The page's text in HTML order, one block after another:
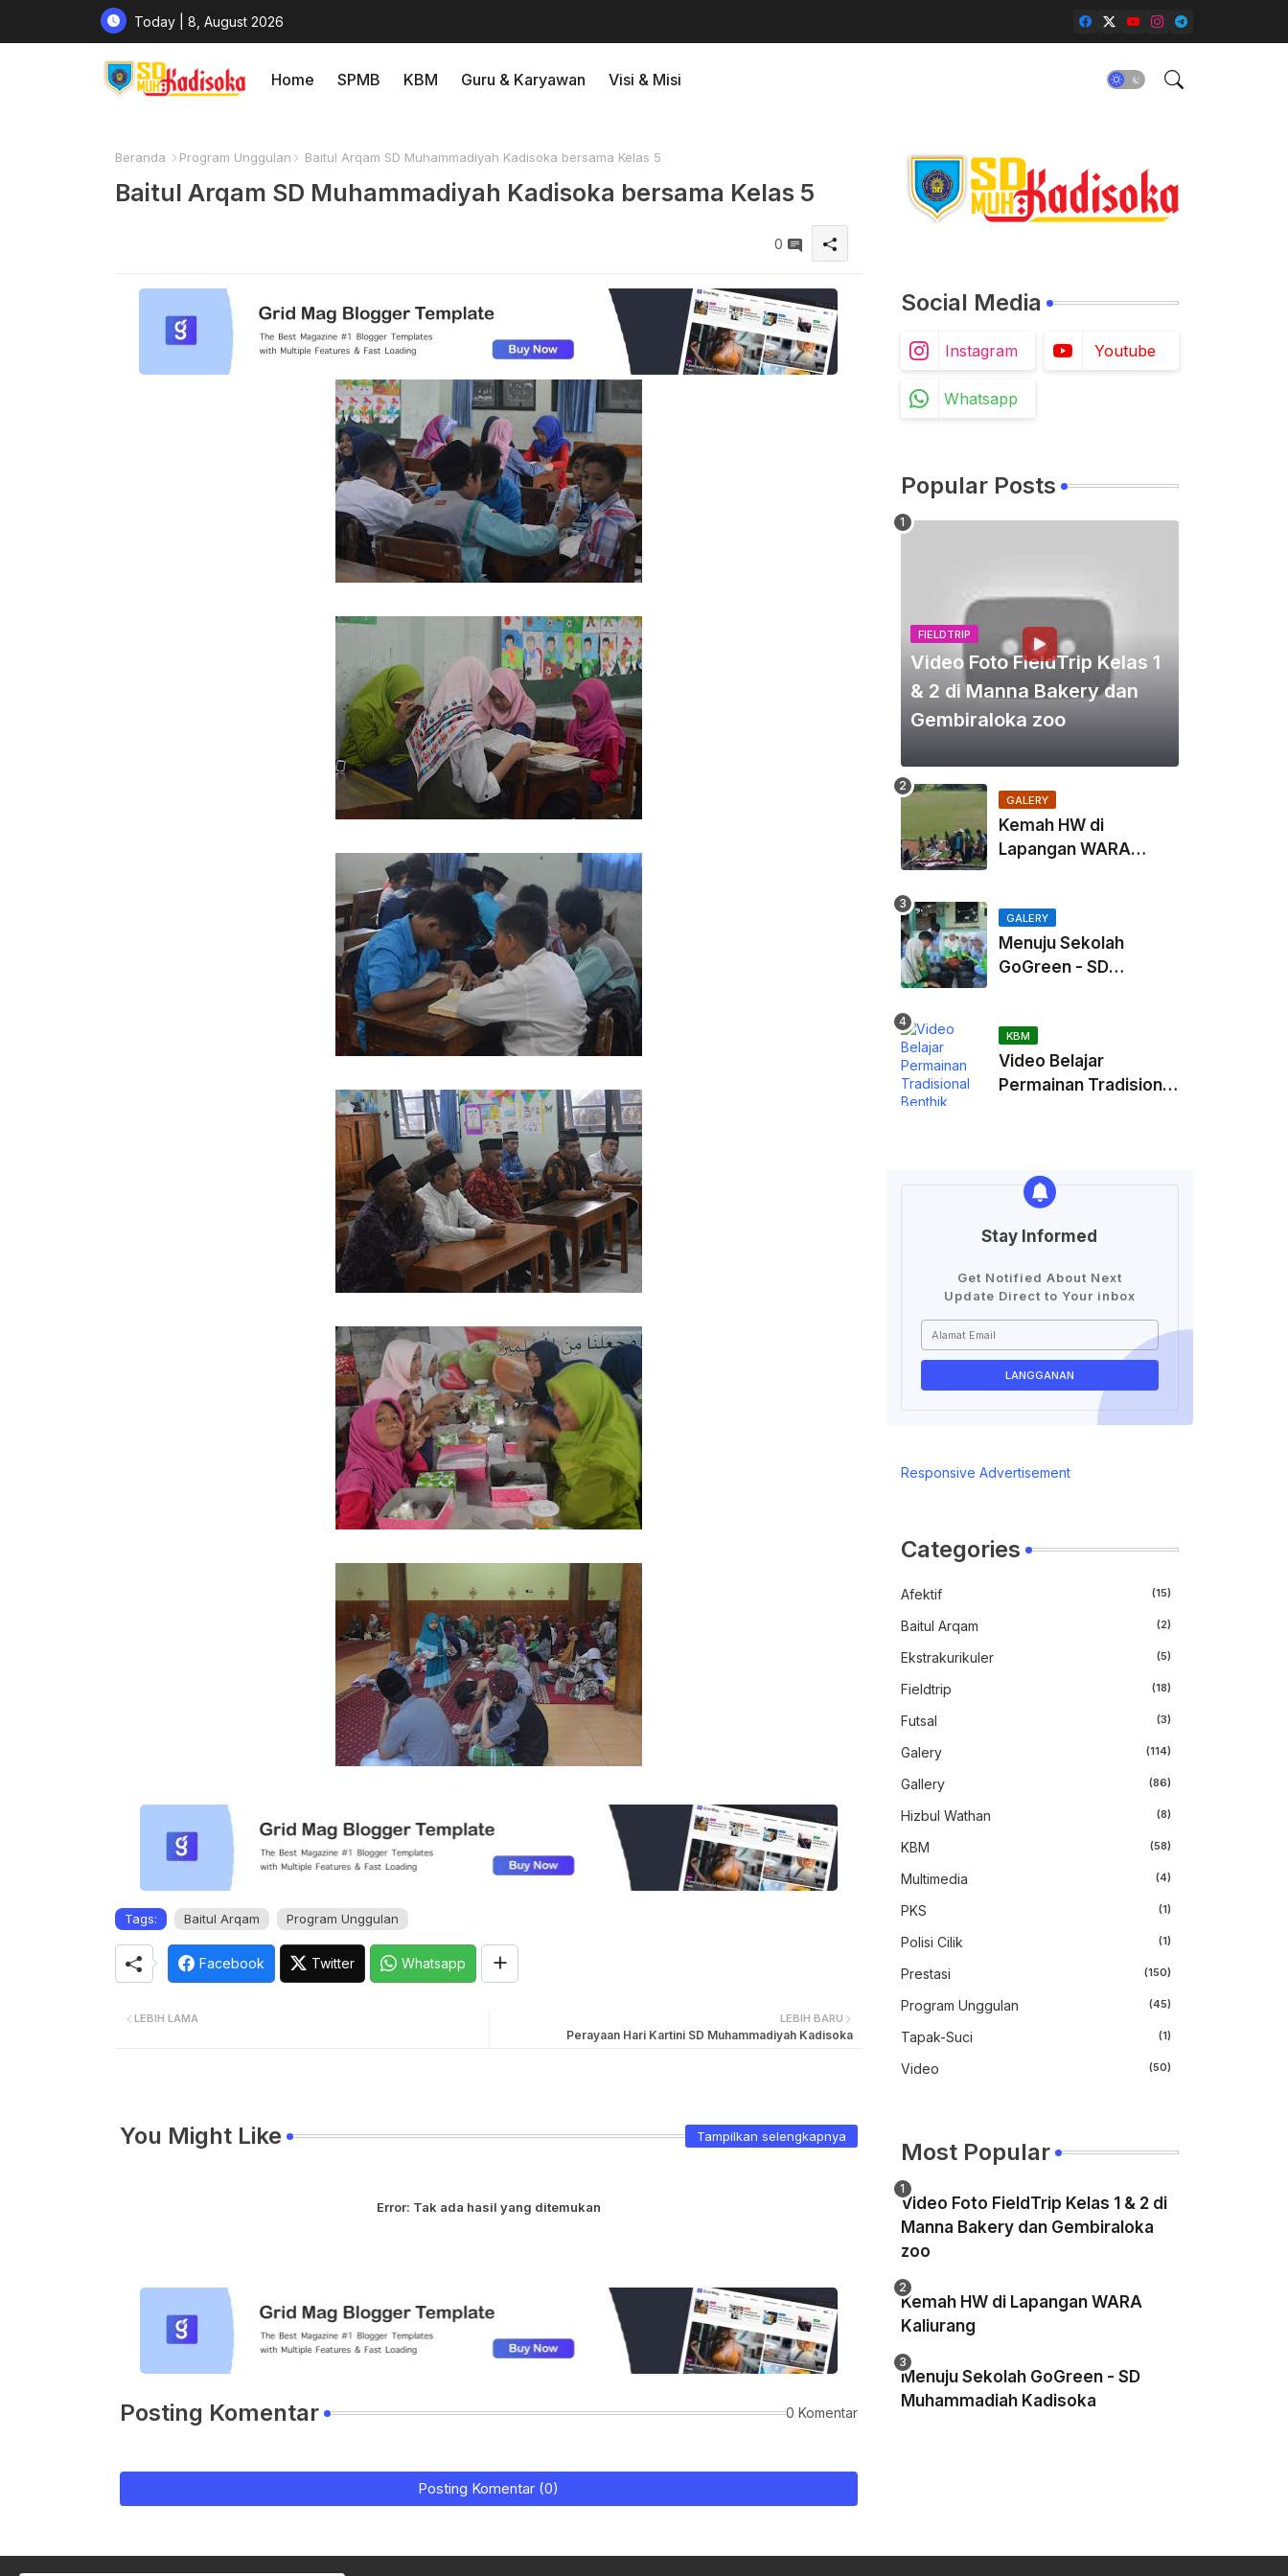
Today | 8, August 2026
Home SPMB KBM Guru & Karyawan Visi & Misi
Beranda Program Unggulan Baitul Arqam SD Muhammadiyah Kadisoka bersama Kelas 5
Baitul Arqam SD Muhammadiyah Kadisoka bersama Kelas 5
0
Tags: Baitul Arqam Program Unggulan
Facebook Twitter Whatsapp
LEBIH BARU
Perayaan Hari Kartini SD Muhammadiyah Kadisoka
LEBIH LAMA
You Might Like Tampilkan selengkapnya
Error: Tak ada hasil yang ditemukan
Posting Komentar 0 Komentar
Posting Komentar (0)
Social Media
Instagram Youtube
Whatsapp
Popular Posts
FIELDTRIP
Video Foto FieldTrip Kelas 1
& 2 di Manna Bakery dan
Gembiraloka zoo
GALERY
Kemah HW di
Lapangan WARA
GALERY
Menuju Sekolah
GoGreen - SD
KBM
Video Belajar
Permainan Tradisional
Stay Informed
Get Notified About Next
Update Direct to Your inbox
Responsive Advertisement
Categories
Afektif (15)
Baitul Arqam (2)
Ekstrakurikuler (5)
Fieldtrip (18)
Futsal (3)
Galery (114)
Gallery (86)
Hizbul Wathan (8)
KBM (58)
Multimedia (4)
PKS (1)
Polisi Cilik (1)
Prestasi (150)
Program Unggulan (45)
Tapak-Suci (1)
Video (50)
Most Popular
Video Foto FieldTrip Kelas 1 & 2 di
Manna Bakery dan Gembiraloka
zoo
Kemah HW di Lapangan WARA
Kaliurang
Menuju Sekolah GoGreen - SD
Muhammadiah Kadisoka